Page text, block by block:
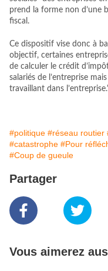
prend la forme non d’une
fiscal.
Ce dispositif vise donc à
objectif, certaines
de calculer le crédit
salariés de l’entreprise
travaillant dans
#politique #réseau routier
#catastrophe #Pour
#Coup de gueule
Partager
Vous aimerez